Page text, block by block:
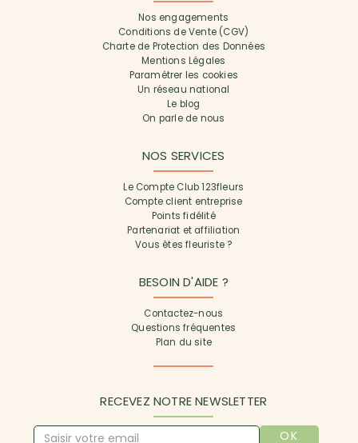
Nos engagements
Conditions de Vente (CGV)
Charte de Protection des Données
Mentions Légales
Paramétrer les cookies
Un réseau national
Le blog
On parle de nous
NOS SERVICES
Le Compte Club 123fleurs
Compte client entreprise
Points fidélité
Partenariat et affiliation
Vous êtes fleuriste ?
BESOIN D'AIDE ?
Contactez-nous
Questions fréquentes
Plan du site
RECEVEZ NOTRE NEWSLETTER
OK